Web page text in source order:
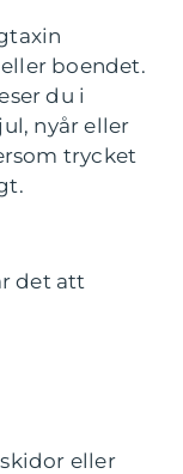
boendet.
du i
nyår eller
trycket
det att
eller